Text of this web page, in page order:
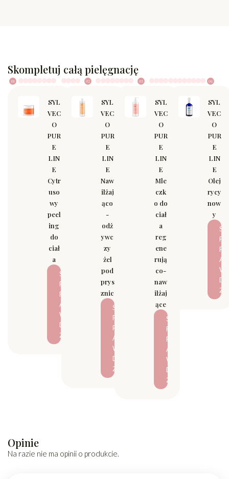
Skompletuj całą pielęgnację
SYL
VEC
O
PUR
E
LIN
E
Cytr
uso
wy
peel
ing
do
ciał
a
S
P
R
A
W
D
Ź
SYL
VEC
O
PUR
E
LIN
E
Naw
ilżaj
ąco
-
odż
ywc
zy
żel
pod
prys
znic
S
P
R
A
W
D
Ź
SYL
VEC
O
PUR
E
LIN
E
Mle
czk
o do
ciał
a
reg
ene
rują
co-
naw
ilżaj
ące
S
P
R
A
W
D
Ź
SYL
VEC
O
PUR
E
LIN
E
Olej
rycy
now
y
S
P
R
A
W
D
Ź
Opinie
Na razie nie ma opinii o produkcie.